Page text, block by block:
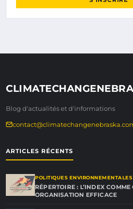
Blog d'actualités et d'informations
ARTICLES RÉCENTS
POLITIQUES ENVIRONNEMENTALES
RÉPERTOIRE : L’INDEX COMME
ORGANISATION EFFICACE